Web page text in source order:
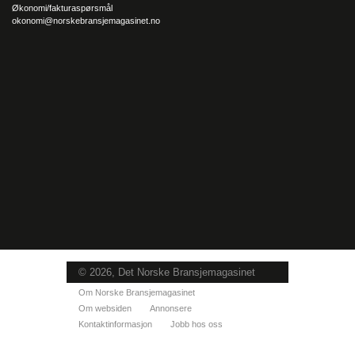
Økonomi/fakturaspørsmål
okonomi@norskebransjemagasinet.no
© 2026, Det Norske Bransjemagasinet
Om Norske Bransjemagasinet
Om websiden
Annonsere
Kontaktinformasjon
Jobb hos oss